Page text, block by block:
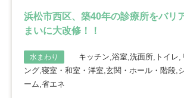
浜松市西区、築40年の診療所をバリ
まいに大改修！！
水まわり
キッチン,浴室,洗面所,トイレ,
ング,寝室・和室・洋室,玄関・ホール・階段,
ーム,省エネ